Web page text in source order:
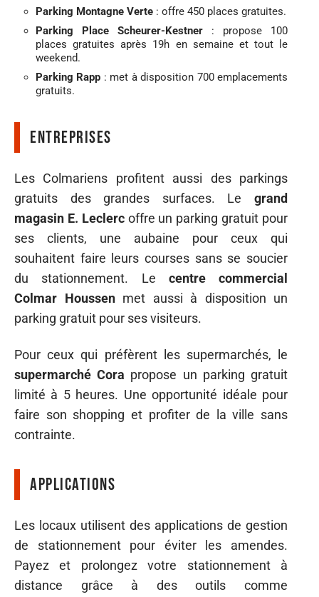
Parking Montagne Verte : offre 450 places gratuites.
Parking Place Scheurer-Kestner : propose 100
places gratuites après 19h en semaine et tout le
weekend.
Parking Rapp : met à disposition 700 emplacements
gratuits.
Entreprises
Les Colmariens profitent aussi des parkings
gratuits des grandes surfaces. Le grand
magasin E. Leclercoffre un parking gratuit pour
ses clients, une aubaine pour ceux qui
souhaitent faire leurs courses sans se soucier
du stationnement. Le centre commercial
Colmar Houssenmet aussi à disposition un
parking gratuit pour ses visiteurs.
Pour ceux qui préfèrent les supermarchés, le
supermarché Cora propose un parking gratuit
limité à 5 heures. Une opportunité idéale pour
faire son shopping et profiter de la ville sans
contrainte.
Applications
Les locaux utilisent des applications de gestion
de stationnement pour éviter les amendes.
Payez et prolongez votre stationnement à
distance grâce à des outils comme